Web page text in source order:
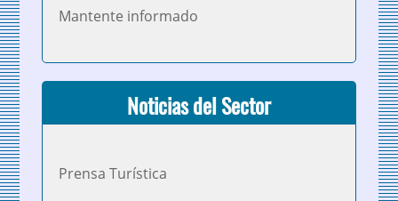
Mantente informado
Noticias del Sector
Prensa Turística